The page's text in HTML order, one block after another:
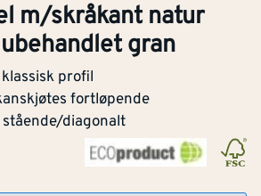
m/skråkant natur
gran
profil
fortløpende
diagonalt
skråkant natur 13x145 mm